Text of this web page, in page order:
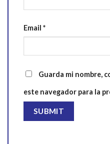
Email *
Guarda mi nombre,
este navegador para la